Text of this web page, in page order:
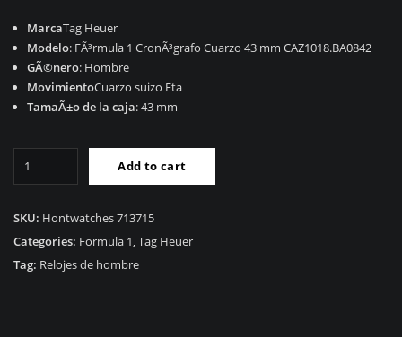
MarcaTag Heuer
Modelo: FÃ³rmula 1 CronÃ³grafo Cuarzo 43 mm CAZ1018.BA0842
GÃ©nero: Hombre
MovimientoCuarzo suizo Eta
TamaÃ±o de la caja: 43 mm
FÃ³rmula
1
Cuarzo
Add to cart
SKU: Hontwatches 713715
Categories: Formula 1,Tag Heuer
Tag: Relojes de hombre